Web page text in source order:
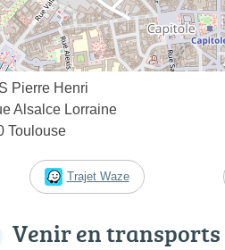
Pierre Henri
Alsalce Lorraine
Toulouse
Trajet Waze
Venir en transports